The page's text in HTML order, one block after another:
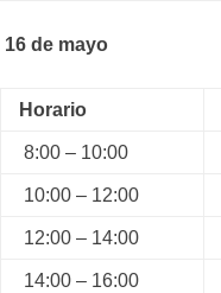
16 de mayo
Horario
8:00 – 10:00
10:00 – 12:00
12:00 – 14:00
14:00 – 16:00